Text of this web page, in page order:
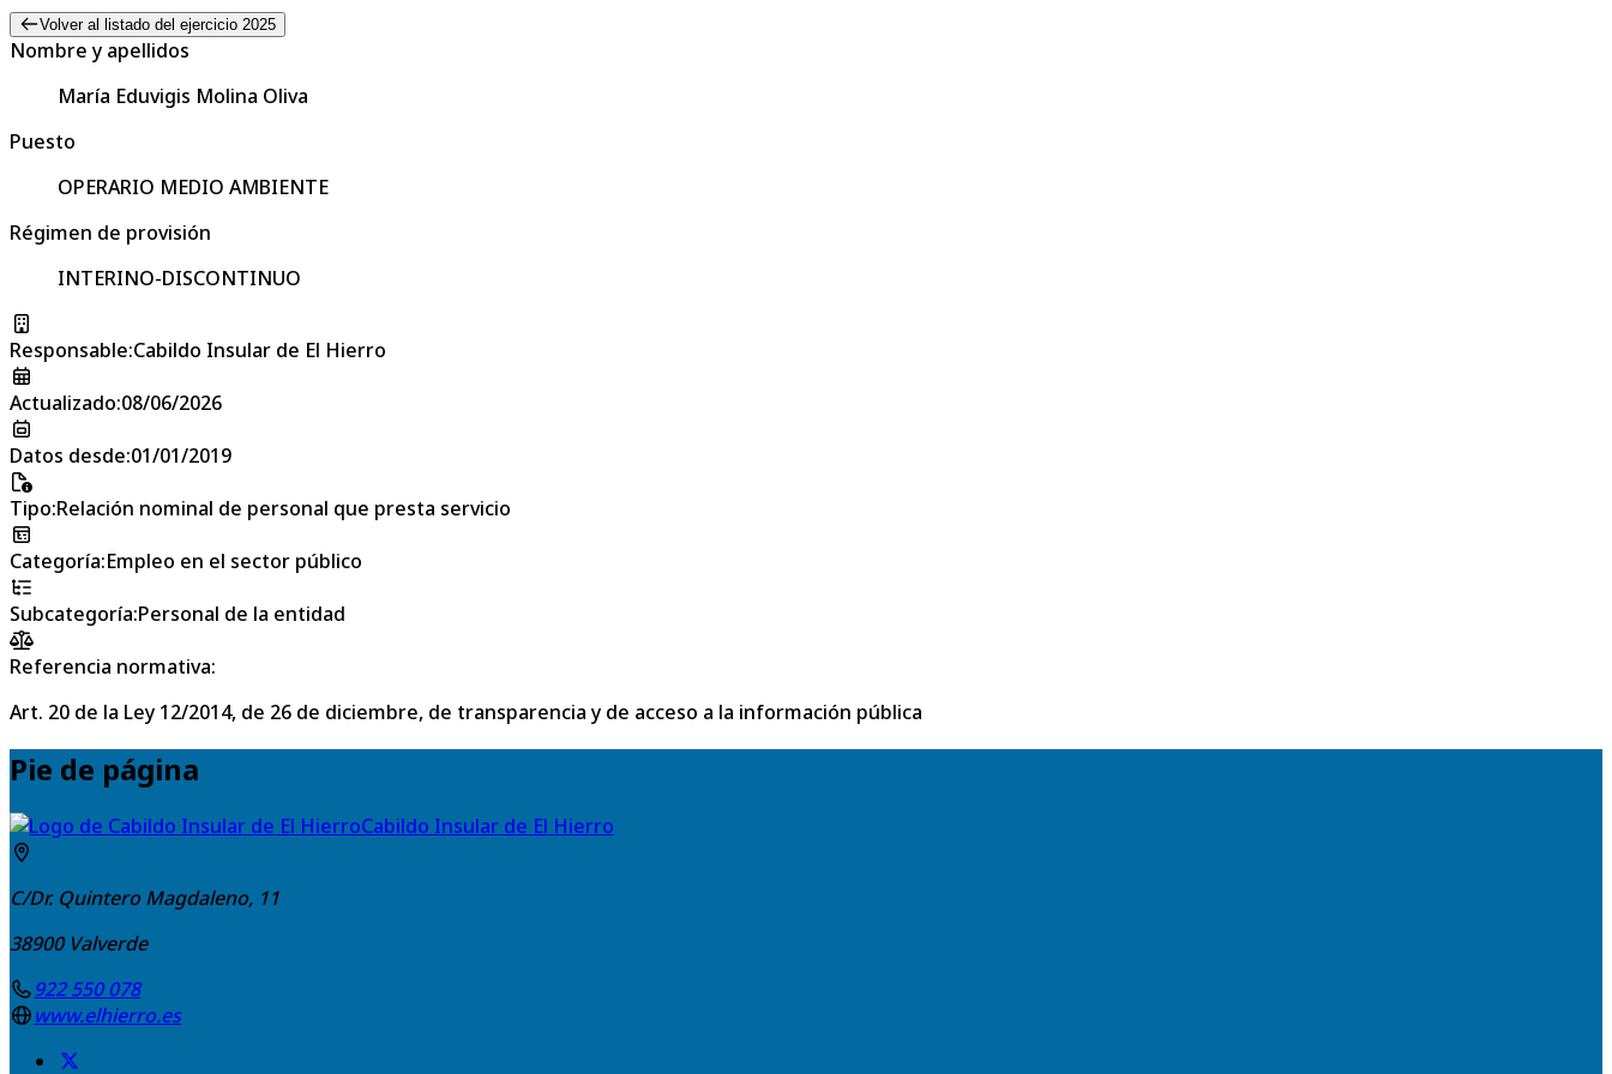
Volver al listado del ejercicio 2025
Nombre y apellidos
María Eduvigis Molina Oliva
Puesto
OPERARIO MEDIO AMBIENTE
Régimen de provisión
INTERINO-DISCONTINUO
Responsable:Cabildo Insular de El Hierro
Actualizado:08/06/2026
Datos desde:01/01/2019
Tipo:Relación nominal de personal que presta servicio
Categoría:Empleo en el sector público
Subcategoría:Personal de la entidad
Referencia normativa:
Art. 20 de la Ley 12/2014, de 26 de diciembre, de transparencia y de acceso a la información pública
Pie de página
Cabildo Insular de El Hierro
C/Dr. Quintero Magdaleno, 11
38900 Valverde
922 550 078
www.elhierro.es